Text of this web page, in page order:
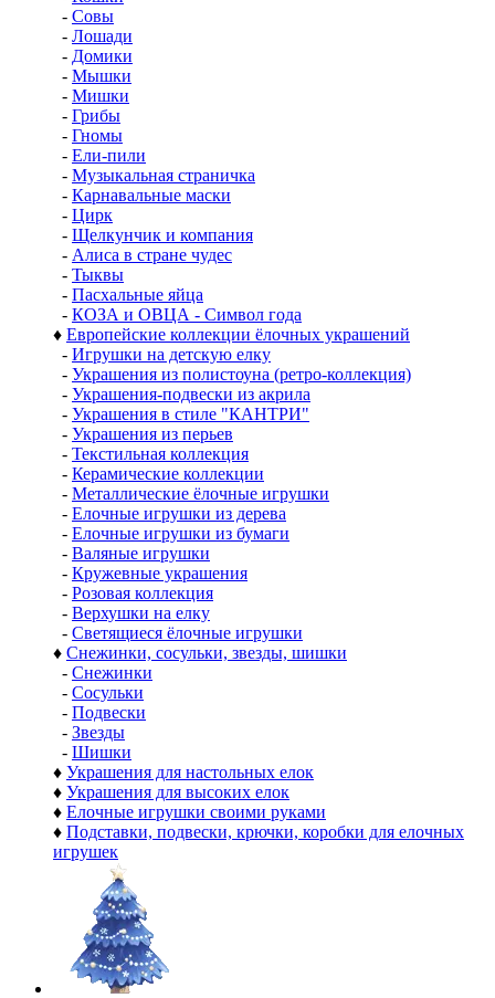
- Совы
- Лошади
- Домики
- Мышки
- Мишки
- Грибы
- Гномы
- Ели-пили
- Музыкальная страничка
- Карнавальные маски
- Цирк
- Щелкунчик и компания
- Алиса в стране чудес
- Тыквы
- Пасхальные яйца
- КОЗА и ОВЦА - Символ года
♦ Европейские коллекции ёлочных украшений
- Игрушки на детскую елку
- Украшения из полистоуна (ретро-коллекция)
- Украшения-подвески из акрила
- Украшения в стиле "КАНТРИ"
- Украшения из перьев
- Текстильная коллекция
- Керамические коллекции
- Металлические ёлочные игрушки
- Елочные игрушки из дерева
- Елочные игрушки из бумаги
- Валяные игрушки
- Кружевные украшения
- Розовая коллекция
- Верхушки на елку
- Светящиеся ёлочные игрушки
♦ Снежинки, сосульки, звезды, шишки
- Снежинки
- Сосульки
- Подвески
- Звезды
- Шишки
♦ Украшения для настольных елок
♦ Украшения для высоких елок
♦ Елочные игрушки своими руками
♦ Подставки, подвески, крючки, коробки для елочных
игрушек